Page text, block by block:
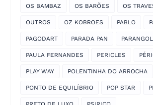
OS BAMBAZ OS BARÕES OS
OUTROS OZ KOBROES PABLO
PAGODART PARADA PAN
PAULA FERNANDES PERICLES
PLAY WAY POLENTINHA DO ARROCHA
PONTO DE EQUILÍBRIO POP STAR